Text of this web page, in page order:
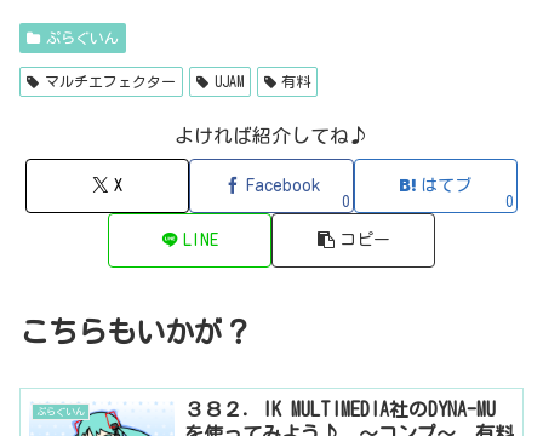
ップ...
ぷらぐいん
マルチエフェクター UJAM 有料
よければ紹介してね♪
X Facebook
0
はてブ
0
LINE コピー
こちらもいかが？
ぷらぐいん
３８２．IK MULTIMEDIA社のDYNA-MU